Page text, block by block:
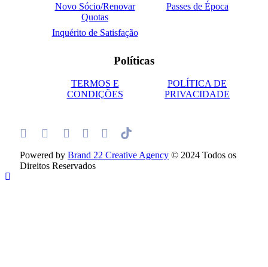
Novo Sócio/Renovar
Quotas
Passes de Época
Inquérito de Satisfação
Políticas
TERMOS E
CONDIÇÕES
POLÍTICA DE
PRIVACIDADE
Powered by Brand 22 Creative Agency © 2024 Todos os
Direitos Reservados